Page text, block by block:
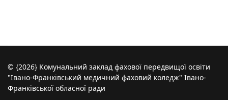
© {2026} Комунальний заклад фахової передвищої освіти
"Івано-Франківський медичний фаховий коледж" Івано-
Франківської обласної ради